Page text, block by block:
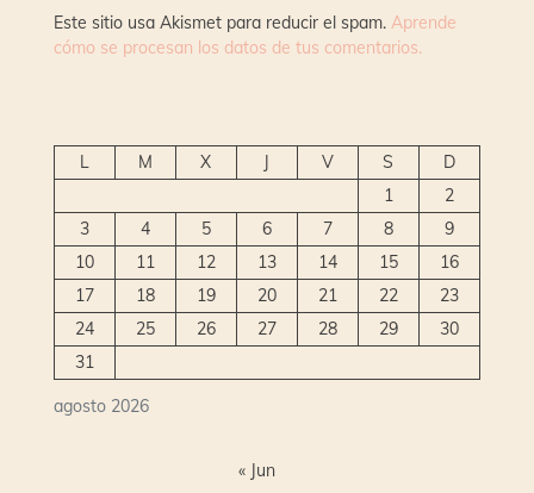
Este sitio usa Akismet para reducir el spam. Aprende
cómo se procesan los datos de tus comentarios.
agosto 2026
L M X J V S
D
1
2
3
4 5 6 7 8
9
10
11 12 13 14 15
16
17
18 19 20 21 22
23
24
25 26 27 28 29
30
31
« Jun